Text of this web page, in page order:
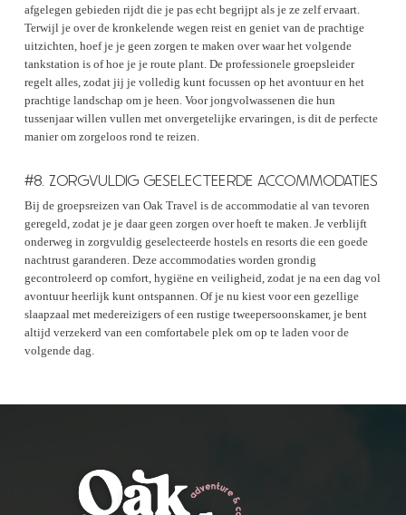
afgelegen gebieden rijdt die je pas echt begrijpt als je ze zelf ervaart.
Terwijl je over de kronkelende wegen reist en geniet van de prachtige
uitzichten, hoef je je geen zorgen te maken over waar het volgende
tankstation is of hoe je je route plant. De professionele groepsleider
regelt alles, zodat jij je volledig kunt focussen op het avontuur en het
prachtige landschap om je heen. Voor jongvolwassenen die hun
tussenjaar willen vullen met onvergetelijke ervaringen, is dit de perfecte
manier om zorgeloos rond te reizen.
#8. ZORGVULDIG GESELECTEERDE ACCOMMODATIES
Bij de groepsreizen van Oak Travel is de accommodatie al van tevoren
geregeld, zodat je je daar geen zorgen over hoeft te maken. Je verblijft
onderweg in zorgvuldig geselecteerde hostels en resorts die een goede
nachtrust garanderen. Deze accommodaties worden grondig
gecontroleerd op comfort, hygiëne en veiligheid, zodat je na een dag vol
avontuur heerlijk kunt ontspannen. Of je nu kiest voor een gezellige
slaapzaal met medereizigers of een rustige tweepersoonskamer, je bent
altijd verzekerd van een comfortabele plek om op te laden voor de
volgende dag.